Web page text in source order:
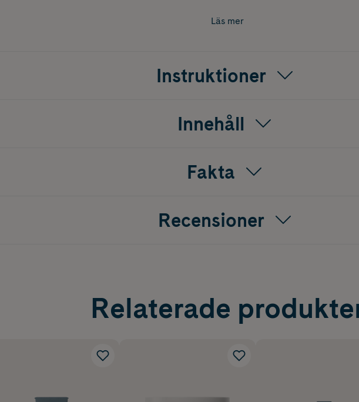
Läs mer
Instruktioner
Innehåll
Fakta
Recensioner
Relaterade